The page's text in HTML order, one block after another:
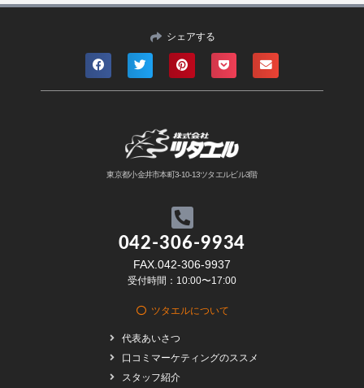
シェアする
東京都小金井市本町3-10-13ツタエルビル3階
042-306-9934
FAX.042-306-9937
受付時間：10:00〜17:00
ツタエルについて
代表あいさつ
口コミマーケティングのススメ
スタッフ紹介